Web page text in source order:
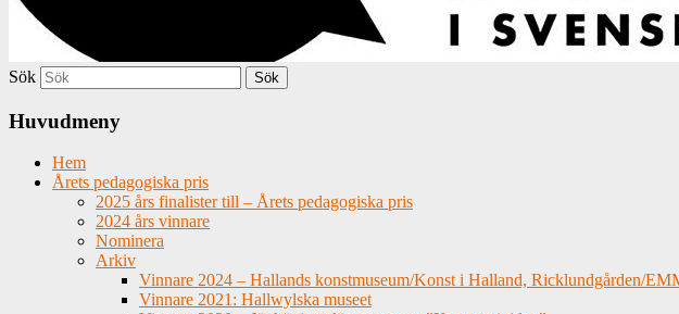
Sök
Huvudmeny
Hem
Årets pedagogiska pris
2025 års finalister till – Årets pedagogiska pris
2024 års vinnare
Nominera
Arkiv
Vinnare 2024 – Hallands konstmuseum/Konst i Halland, Ricklundgården/
Vinnare 2021: Hallwylska museet